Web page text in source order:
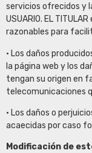
servicios ofrecidos y
USUARIO. EL
razonables para
• Los daños
la página web y los
tengan su origen en
telecomunicaciones
• Los daños o
acaecidas por caso
Modificación de